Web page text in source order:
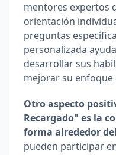
mentores expertos
orientación
preguntas
personalizada
desarrollar sus
mejorar su enfoque
Otro aspecto
Recargado" es la
forma alrededor
pueden participar